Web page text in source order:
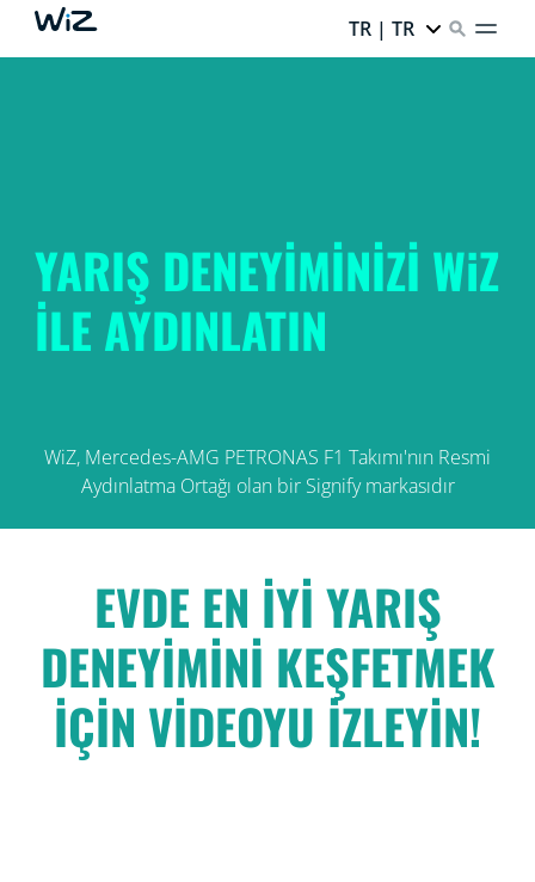
TR | TR
YARIŞ DENEYİMİNİZİ WiZ
İLE AYDINLATIN
WiZ, Mercedes-AMG PETRONAS F1 Takımı'nın Resmi
Aydınlatma Ortağı olan bir Signify markasıdır
EVDE EN İYİ YARIŞ
DENEYİMİNİ KEŞFETMEK
İÇİN VİDEOYU İZLEYİN!